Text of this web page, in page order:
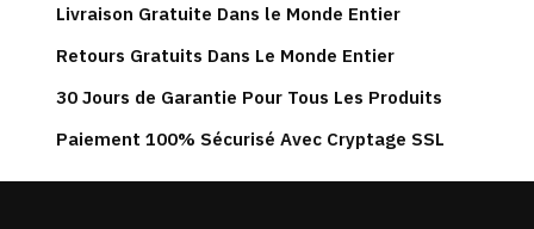
Livraison Gratuite Dans le Monde Entier
Retours Gratuits Dans Le Monde Entier
30 Jours de Garantie Pour Tous Les Produits
Paiement 100% Sécurisé Avec Cryptage SSL